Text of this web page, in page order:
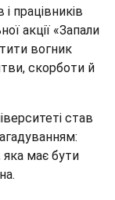
працівників
акції «Запали
вогник
скорботи й
став
яка має бути